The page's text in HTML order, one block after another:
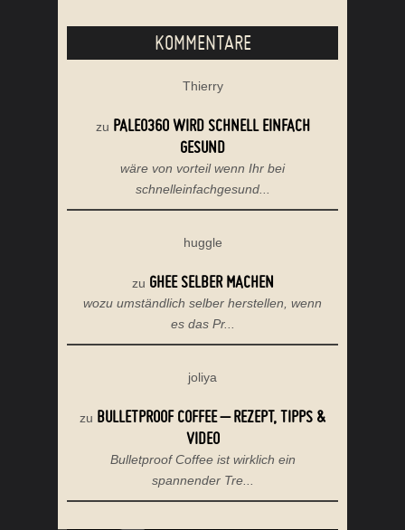
KOMMENTARE
Thierry
zu PALEO360 WIRD SCHNELL EINFACH
GESUND
wäre von vorteil wenn Ihr bei
schnelleinfachgesund...
huggle
zu GHEE SELBER MACHEN
wozu umständlich selber herstellen, wenn
es das Pr...
joliya
zu BULLETPROOF COFFEE – REZEPT, TIPPS &
VIDEO
Bulletproof Coffee ist wirklich ein
spannender Tre...